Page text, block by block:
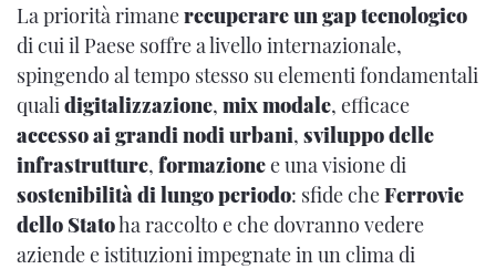
La priorità rimanerecuperare un gap tecnologico
di cui il Paese soffre a livello internazionale,
spingendo al tempo stesso su elementi fondamentali
quali digitalizzazione, mix modale, efficace
accesso ai grandi nodi urbani, sviluppo delle
infrastrutture, formazionee una visione di
sostenibilità di lungo periodo: sfide cheFerrovie
dello Statoha raccolto e che dovranno vedere
aziende e istituzioni impegnate in un clima di